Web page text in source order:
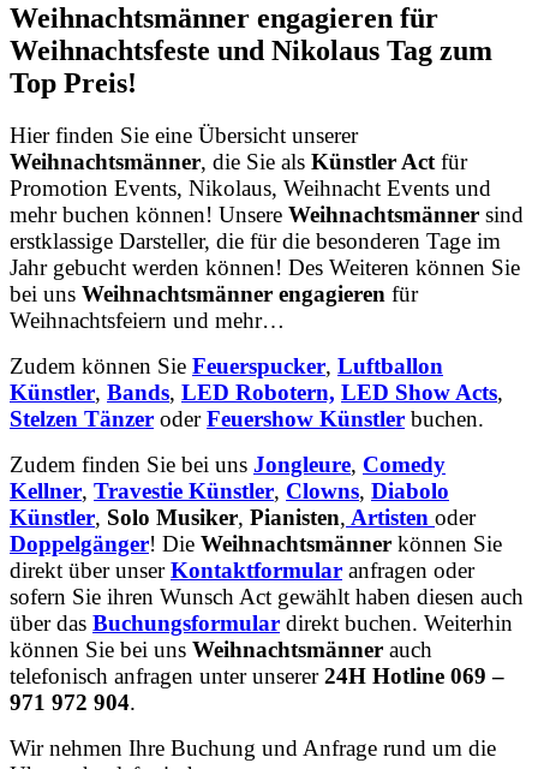
Weihnachtsmänner engagieren für
Weihnachtsfeste und Nikolaus Tag zum
Top Preis!
Hier finden Sie eine Übersicht unserer
Weihnachtsmänner, die Sie als Künstler Actfür
Promotion Events, Nikolaus, Weihnacht Events und
mehr buchen können! Unsere Weihnachtsmänner sind
erstklassige Darsteller, die für die besonderen Tage im
Jahr gebucht werden können! Des Weiteren können Sie
bei uns Weihnachtsmänner engagieren für
Weihnachtsfeiern und mehr…
Zudem können Sie Feuerspucker, Luftballon
Künstler, Bands, LED Robotern, LED Show Acts,
Stelzen Tänzer oderFeuershow Künstler buchen.
Zudem finden Sie bei uns Jongleure, Comedy
Kellner, Travestie Künstler, Clowns, Diabolo
Künstler, Solo Musiker, Pianisten, Artisten oder
Doppelgänger! Die Weihnachtsmänner können Sie
direkt über unserKontaktformular anfragen oder
sofern Sie ihren Wunsch Act gewählt haben diesen auch
über das Buchungsformular direkt buchen. Weiterhin
können Sie bei uns Weihnachtsmänner auch
telefonisch anfragen unter unserer24H Hotline 069 –
971 972 904.
Wir nehmen Ihre Buchung und Anfrage rund um die